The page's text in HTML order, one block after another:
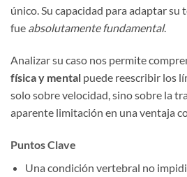
único. Su capacidad para adaptar
fue absolutamente fundamental.
Analizar su caso nos permite
física y mental puede reescribir los
solo sobre velocidad, sino sobre la
aparente limitación en una ventaja
Puntos Clave
Una condición vertebral no